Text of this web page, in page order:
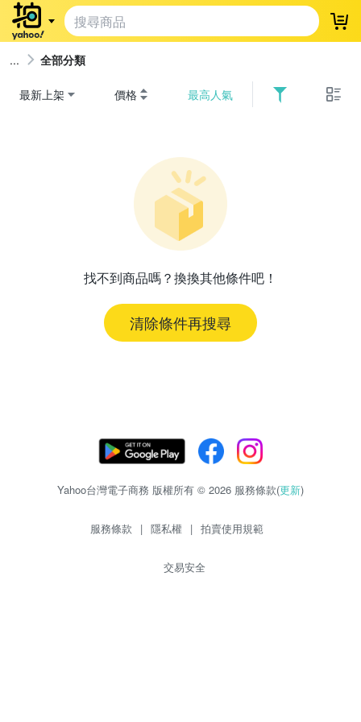
登
全部分類
最新上架 價格 最高人氣
找不到商品嗎？換換其他條件吧！
清除條件再搜尋
Yahoo台灣電子商務 版權所有 © 2026 服務條款(更新)
服務條款 | 隱私權 | 拍賣使用規範
交易安全